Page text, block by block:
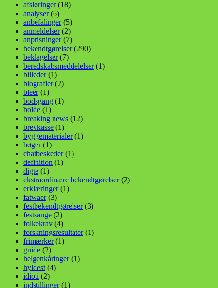
afsløringer(18)
analyser(6)
anbefalinger(5)
anmeldelser(2)
anprisninger(7)
bekendtgørelser(290)
beklagelser(7)
beredskabsmeddelelser(1)
billeder(1)
biografier(2)
bleer(1)
bodsgang (1)
bolde (1)
breaking news (12)
brevkasse (1)
byggematerialer(1)
bøger(1)
chatbeskeder(1)
definition (1)
digte (1)
ekstraordinære bekendtgørelser(2)
erklæringer(1)
fatwaer(3)
festbekendtgørelser(3)
festsange (2)
folkekrav (4)
forskningsresultater(1)
frimærker(1)
guide (2)
helgenkåringer(1)
hyldest (4)
idioti (2)
indstillinger(1)